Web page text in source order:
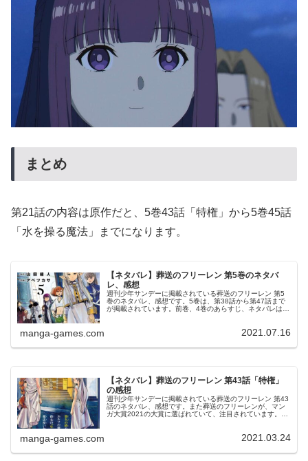
まとめ
第21話の内容は原作だと、5巻43話「特権」から5巻45話
「水を操る魔法」までになります。
【ネタバレ】葬送のフリーレン 第5巻のネタバ
レ、感想
週刊少年サンデーに掲載されている葬送のフリーレン 第5
巻のネタバレ、感想です。5巻は、第38話から第47話まで
が掲載されています。前巻、4巻のあらすじ、ネタバレはこ
manga-games.com 2021.07.16
【ネタバレ】葬送のフリーレン 第43話「特権」
の感想
週刊少年サンデーに掲載されている葬送のフリーレン 第43
話のネタバレ、感想です。また葬送のフリーレンが、マン
ガ大賞2021の大賞に選ばれていて、注目されています。🎊
manga-games.com 2021.03.24